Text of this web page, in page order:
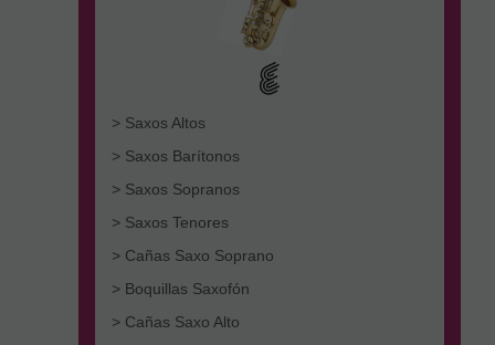
> Saxos Altos
> Saxos Barítonos
> Saxos Sopranos
> Saxos Tenores
> Cañas Saxo Soprano
> Boquillas Saxofón
> Cañas Saxo Alto